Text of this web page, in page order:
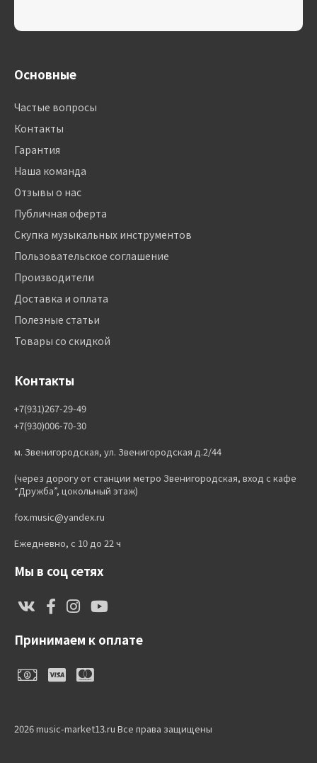
Основные
Частые вопросы
Контакты
Гарантия
Наша команда
Отзывы о нас
Публичная оферта
Скупка музыкальных инструментов
Пользовательское соглашение
Производители
Доставка и оплата
Полезные статьи
Товары со скидкой
Контакты
+7(931)267-29-49
+7(930)006-70-30
м. Звенигородская, ул. Звенигородская д.2/44
(через дорогу от станции метро Звенигородская, вход с кафе
“Дружба”, цокольный этаж)
fox.music@yandex.ru
Ежедневно, с 10 до 22 ч
Мы в соц сетях
Принимаем к оплате
2026 music-market13.ru Все права защищены